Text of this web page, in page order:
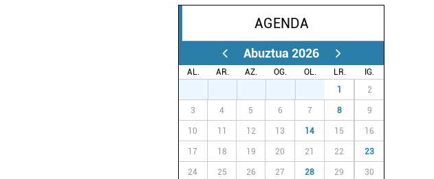
AGENDA
Abuztua 2026
AL. AR. AZ. OG. OL. LR.
IG.
1 2
3 4 5 6 7 8 9
10 11 12 13 14 15 16
17 18 19 20 21 22 23
24 25 26 27 28 29 30